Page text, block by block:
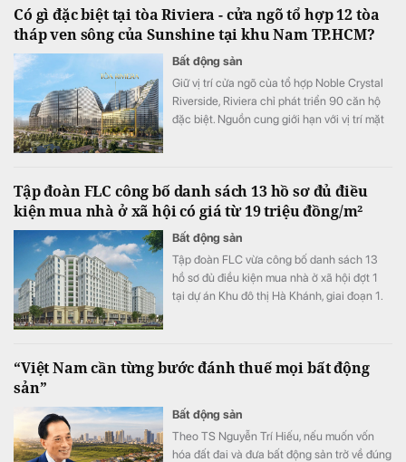
Có gì đặc biệt tại tòa Riviera - cửa ngõ tổ hợp 12 tòa
tháp ven sông của Sunshine tại khu Nam TP.HCM?
Bất động sản
Giữ vị trí cửa ngõ của tổ hợp Noble Crystal
Riverside, Riviera chỉ phát triển 90 căn hộ
đặc biệt. Nguồn cung giới hạn với vị trí mặt
căn hộ cao cấp khu Nam TP.HCM.
Tập đoàn FLC công bố danh sách 13 hồ sơ đủ điều
kiện mua nhà ở xã hội có giá từ 19 triệu đồng/m²
Bất động sản
Tập đoàn FLC vừa công bố danh sách 13
hồ sơ đủ điều kiện mua nhà ở xã hội đợt 1
tại dự án Khu đô thị Hà Khánh, giai đoạn 1.
“Việt Nam cần từng bước đánh thuế mọi bất động
sản”
Bất động sản
Theo TS Nguyễn Trí Hiếu, nếu muốn vốn
hóa đất đai và đưa bất động sản trở về đúng